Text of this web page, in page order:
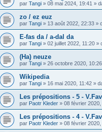
par Tangi » 08 mai 2024, 19:41 »
zo / ez euz
par Tangi » 13 août 2022, 22:33 »
E-fas da / a-dal da
par Tangi » 02 juillet 2022, 11:20 »
(Ha) neuze
par Tangi » 26 octobre 2020, 10:26
Wikipedia
par Tangi » 16 mai 2020, 11:42 »
Les prépositions - 5 -
par Paotr Kleder » 08 février 2020,
Les prépositions - 4 -
par Paotr Kleder » 08 février 2020,